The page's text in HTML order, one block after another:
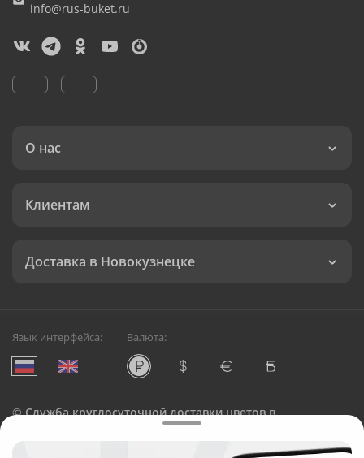
info@rus-buket.ru
О нас
Клиентам
Доставка в Новокузнецке
Язык интерфейса: Валюта:
©Служба круглосуточной доставки цветов в
Русский Букет, 2026